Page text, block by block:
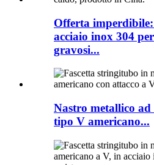
Offerta
acciaio inox 304
gravosi...
Nastro metallico ad
tipo V americano...